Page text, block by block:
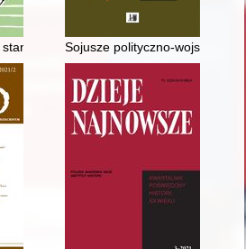
Markowice 9, gm. Strzelno,
Sojusze polityczno-wojskowe